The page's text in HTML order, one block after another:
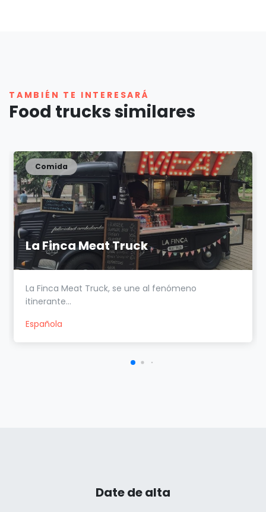
TAMBIÉN TE INTERESARÁ
Food trucks similares
La Finca Meat Truck
Comida
La Finca Meat Truck, se une al fenómeno
itinerante...
Española
Date de alta